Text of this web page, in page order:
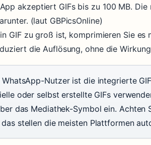
akzeptiert GIFs bis zu 100 MB.
(laut GBPicsOnline)
GIF zu groß ist, komprimieren Sie es
die Auflösung, ohne die
WhatsApp-Nutzer ist die integrierte
oder selbst erstellte GIFs
das Mediathek-Symbol ein. Achten
das stellen die meisten Plattformen